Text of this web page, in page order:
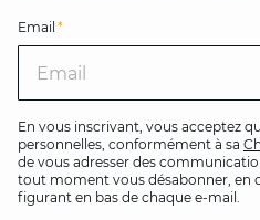
Email *
En vous inscrivant, vous acceptez
personnelles, conformément à sa
de vous adresser des
tout moment vous désabonner, en
figurant en bas de chaque e-mail.